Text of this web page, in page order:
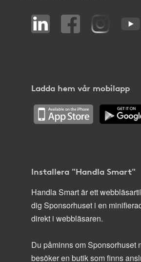
Ladda hem vår mobilapp
Installera "Handla Smart"
Handla Smart är ett
dig Sponsorhuset i en
direkt i webbläsaren.
Du påminns om Sponsorhuset
besöker en butik som finns